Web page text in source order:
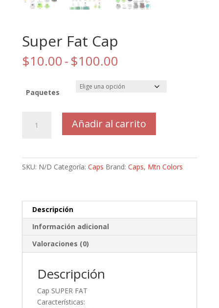
Super Fat Cap
$10.00-$100.00Rango
precios:
desde
hasta
$100.00
Paquetes
Añadir al carrito
SKU: N/D Categoría: Caps Brand: Caps, Mtn Colors
Descripción
Información adicional
Valoraciones (0)
Descripción
Cap SUPER FAT
Características: